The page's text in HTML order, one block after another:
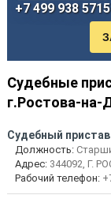
+7 499 938 5715
Судебные
г.Ростова-на-
Судебный
Должность:
Адрес:344092, Г.
Рабочий телефон: